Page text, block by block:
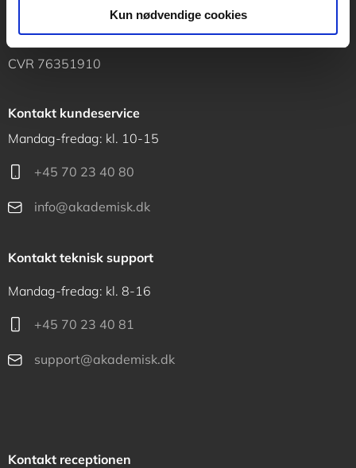
Kun nødvendige cookies
Vognmagergade 11
1120 København K
CVR 76351910
Kontakt kundeservice
Mandag-fredag: kl. 10-15
+45 70 23 40 80
info@akademisk.dk
Kontakt teknisk support
Mandag-fredag: kl. 8-16
+45 70 23 40 81
support@akademisk.dk
Kontakt receptionen